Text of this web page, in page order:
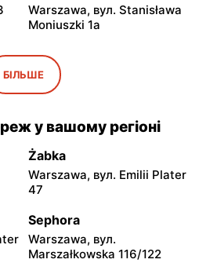
Warszawa, вул. Stanisława
Moniuszki 1a
Żabka
Warszawa, вул.
Grzybowska 5
Żabka
Warszawa, вул. Żurawia 18
Żabka
104
Żabka
БІЛЬШЕ
у вашому регіоні
Żabka
Warszawa, вул. Emilii Plater
47
Sephora
Warszawa, вул.
Marszałkowska 116/122